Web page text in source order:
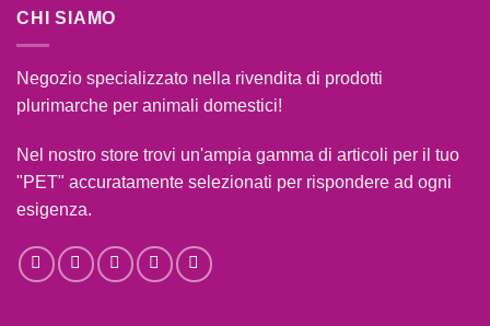
CHI SIAMO
Negozio specializzato nella rivendita di prodotti
plurimarche per animali domestici!
Nel nostro store trovi un'ampia gamma di articoli per il tuo
"PET" accuratamente selezionati per rispondere ad ogni
esigenza.